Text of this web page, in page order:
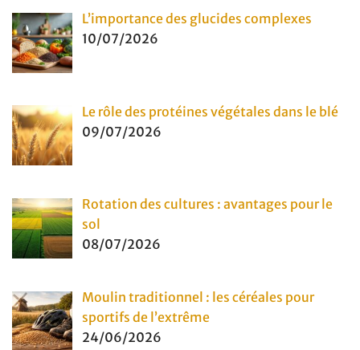
L’importance des glucides complexes
10/07/2026
Le rôle des protéines végétales dans le blé
09/07/2026
Rotation des cultures : avantages pour le
sol
08/07/2026
Moulin traditionnel : les céréales pour
sportifs de l’extrême
24/06/2026